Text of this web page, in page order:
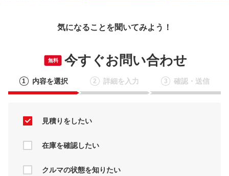
気になることを聞いてみよう！
無料 今すぐお問い合わせ
1 内容を選択 2 詳細を入力 3 確認・送信
見積りをしたい
在庫を確認したい
クルマの状態を知りたい